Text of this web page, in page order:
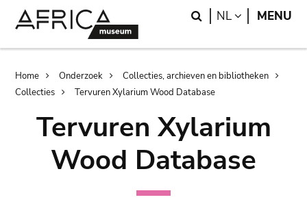
Search
NL LANGUAGE
MENU
Breadcrumb
Home Onderzoek
Collecties, archieven en bibliotheken
Collecties
Tervuren Xylarium Wood Database
Tervuren Xylarium
Wood Database